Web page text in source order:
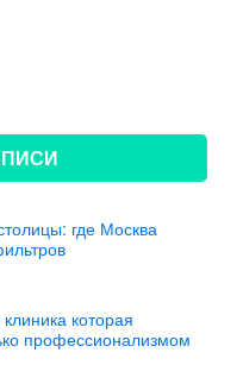
где Москва
которая
профессионализмом